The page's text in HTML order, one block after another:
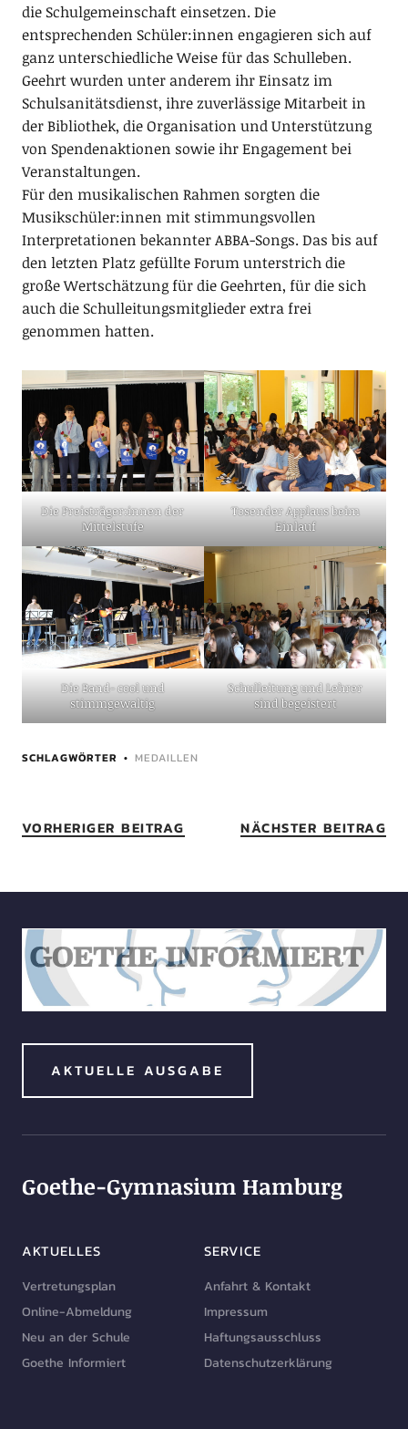
die Schulgemeinschaft einsetzen. Die
entsprechenden Schüler:innen engagieren sich auf
ganz unterschiedliche Weise für das Schulleben.
Geehrt wurden unter anderem ihr Einsatz im
Schulsanitätsdienst, ihre zuverlässige Mitarbeit in
der Bibliothek, die Organisation und Unterstützung
von Spendenaktionen sowie ihr Engagement bei
Veranstaltungen.
Für den musikalischen Rahmen sorgten die
Musikschüler:innen mit stimmungsvollen
Interpretationen bekannter ABBA-Songs. Das bis auf
den letzten Platz gefüllte Forum unterstrich die
große Wertschätzung für die Geehrten, für die sich
auch die Schulleitungsmitglieder extra frei
genommen hatten.
Die Preisträger:innen der
Mittelstufe
Tosender Applaus beim
Einlauf
Die Band- cool und
stimmgewaltig
Schulleitung und Lehrer
sind begeistert
SCHLAGWÖRTER MEDAILLEN
VORHERIGER BEITRAG NÄCHSTER BEITRAG
AKTUELLE AUSGABE
Goethe-Gymnasium Hamburg
AKTUELLES
Vertretungsplan
Online-Abmeldung
Neu an der Schule
Goethe Informiert
SERVICE
Anfahrt & Kontakt
Impressum
Haftungsausschluss
Datenschutzerklärung